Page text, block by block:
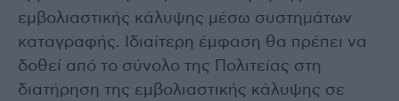
εμβολιαστικής κάλυψης μέσω συστημάτων
καταγραφής. Ιδιαίτερη έμφαση θα πρέπει να
δοθεί από το σύνολο της Πολιτείας στη
διατήρηση της εμβολιαστικής κάλυψης σε